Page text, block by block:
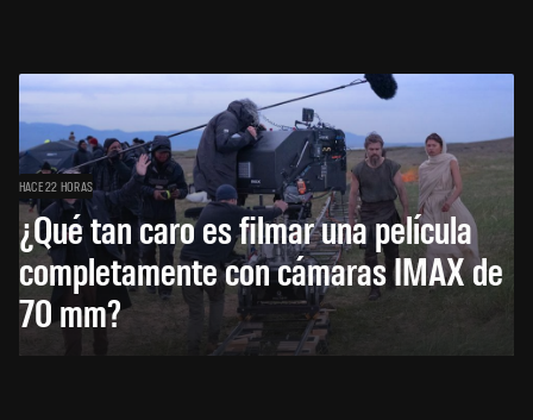
HACE 22 HORAS
¿Qué tan caro es filmar una película
completamente con cámaras IMAX de
70 mm?